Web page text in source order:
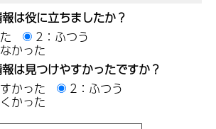
は役に立ちましたか？
2：ふつう
かった
は見つけやすかったですか？
かった
2：ふつう
かった